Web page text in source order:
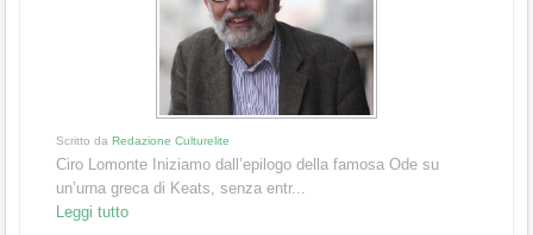
Scritto da Redazione Culturelite
Ciro Lomonte Iniziamo dall’epilogo della famosa Ode su
un’urna greca di Keats, senza entr...
Leggi tutto